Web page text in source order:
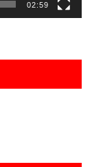
02:59